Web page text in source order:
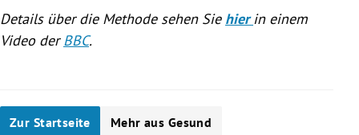
Details über die Methode sehen Sie hierin einem
Video derBBC.
Zur Startseite Mehr aus Gesund